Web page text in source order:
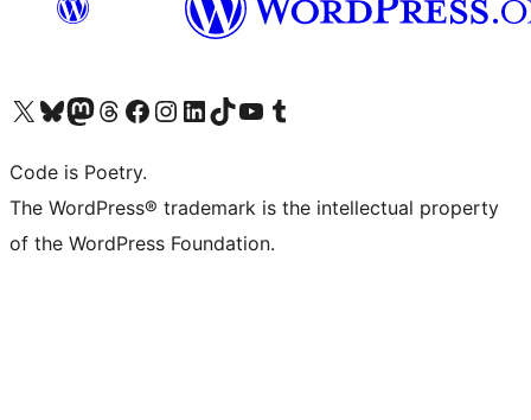
Navštivte náš účet na X (dříve Twitter)
Navštivte náš Bluesky účetNavštivte náš účet Mastodon
Navštivte náš Threads účetNavštivte naši stránku na Facebooku
Navštivte náš Instagram účetNavštivte náš LinkedIn účetNavštivte náš TikTok účetNavštivte náš YouTube kanálNavštivte náš Tumblr účet
Code is Poetry.
The WordPress® trademark is the intellectual property
of the WordPress Foundation.